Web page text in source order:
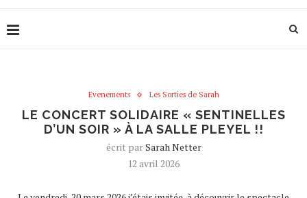
Evenements Les Sorties de Sarah
LE CONCERT SOLIDAIRE « SENTINELLES
D’UN SOIR » À LA SALLE PLEYEL !!
écrit parSarah Netter
12 avril 2026